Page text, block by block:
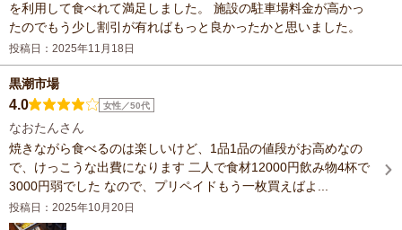
を利用して食べれて満足しました。 施設の駐車場料金が高かっ
たのでもう少し割引が有ればもっと良かったかと思いました。
投稿日：2025年11月18日
黒潮市場
4.0 女性／50代
なおたんさん
焼きながら食べるのは楽しいけど、1品1品の値段がお高めなの
で、けっこうな出費になります 二人で食材12000円飲み物4杯で
3000円弱でした なので、プリペイドもう一枚買えばよ...
投稿日：2025年10月20日